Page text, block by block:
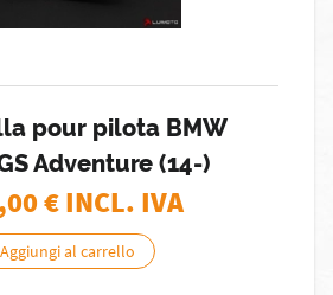
pour pilota BMW
Adventure (14-)
€ INCL. IVA
Aggiungi al carrello